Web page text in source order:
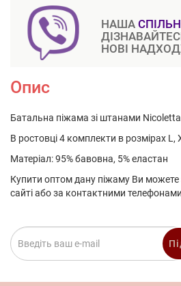
НАША
НОВІ
Опис
Батальна піжама зі штанами Nicoletta
В ростовці 4 комплекти в розмірах L,
Матеріал: 95% бавовна, 5% еластан
Купити оптом дану піжаму Ви
сайті або за контактними телефонами